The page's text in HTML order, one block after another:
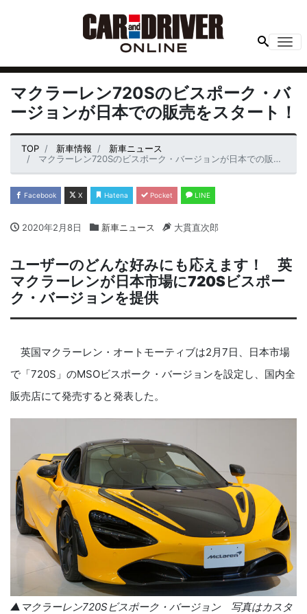
マクラーレン720Sのビスポーク・バ
ージョンが日本での販売をスタート！
TOP 新車情報
新車ニュース
マクラーレン720Sのビスポーク・バージョンが日本での販売をスタート！
Facebook X Hatena Pocket LINE
2020年2月8日 新車ニュース 大貫直次郎
ユーザーのどんな好みにも応えます！ 英
マクラーレンが日本市場に720Sビスポー
ク・バージョンを提供
英国マクラーレン・オートモーティブは2月7日、日本市場
で「720S」のMSOビスポーク・バージョンを設定し、国内全
販売店にて発売すると発表した。
▲マクラーレン720Sビスポーク・バージョン 写真はカスタ